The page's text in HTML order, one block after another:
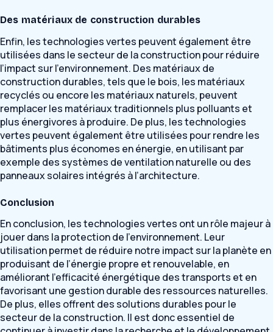
Des matériaux de construction durables
Enfin, les technologies vertes peuvent également être
utilisées dans le secteur de la construction pour réduire
l’impact sur l’environnement. Des matériaux de
construction durables, tels que le bois, les matériaux
recyclés ou encore les matériaux naturels, peuvent
remplacer les matériaux traditionnels plus polluants et
plus énergivores à produire. De plus, les technologies
vertes peuvent également être utilisées pour rendre les
bâtiments plus économes en énergie, en utilisant par
exemple des systèmes de ventilation naturelle ou des
panneaux solaires intégrés à l’architecture.
Conclusion
En conclusion, les technologies vertes ont un rôle majeur à
jouer dans la protection de l’environnement. Leur
utilisation permet de réduire notre impact sur la planète en
produisant de l’énergie propre et renouvelable, en
améliorant l’efficacité énergétique des transports et en
favorisant une gestion durable des ressources naturelles.
De plus, elles offrent des solutions durables pour le
secteur de la construction. Il est donc essentiel de